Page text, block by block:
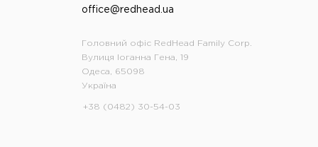
office@redhead.ua
Головний офіс RedHead Family Corp.
Вулиця Іоганна Гена, 19
Одеса, 65098
Україна
+38 (0482) 30-54-03